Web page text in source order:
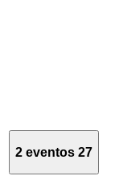
2 eventos 27